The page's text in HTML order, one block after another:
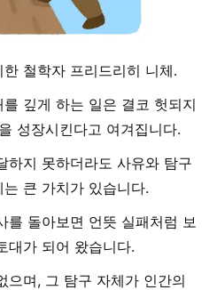
철학자 프리드리히 니체.
깊게 하는 일은 결코 헛되지
성장시킨다고 여겨집니다.
하지 못하더라도 사유와 탐구
큰 가치가 있습니다.
를 돌아보면 언뜻 실패처럼 보
대가 되어 왔습니다.
으며, 그 탐구 자체가 인간의